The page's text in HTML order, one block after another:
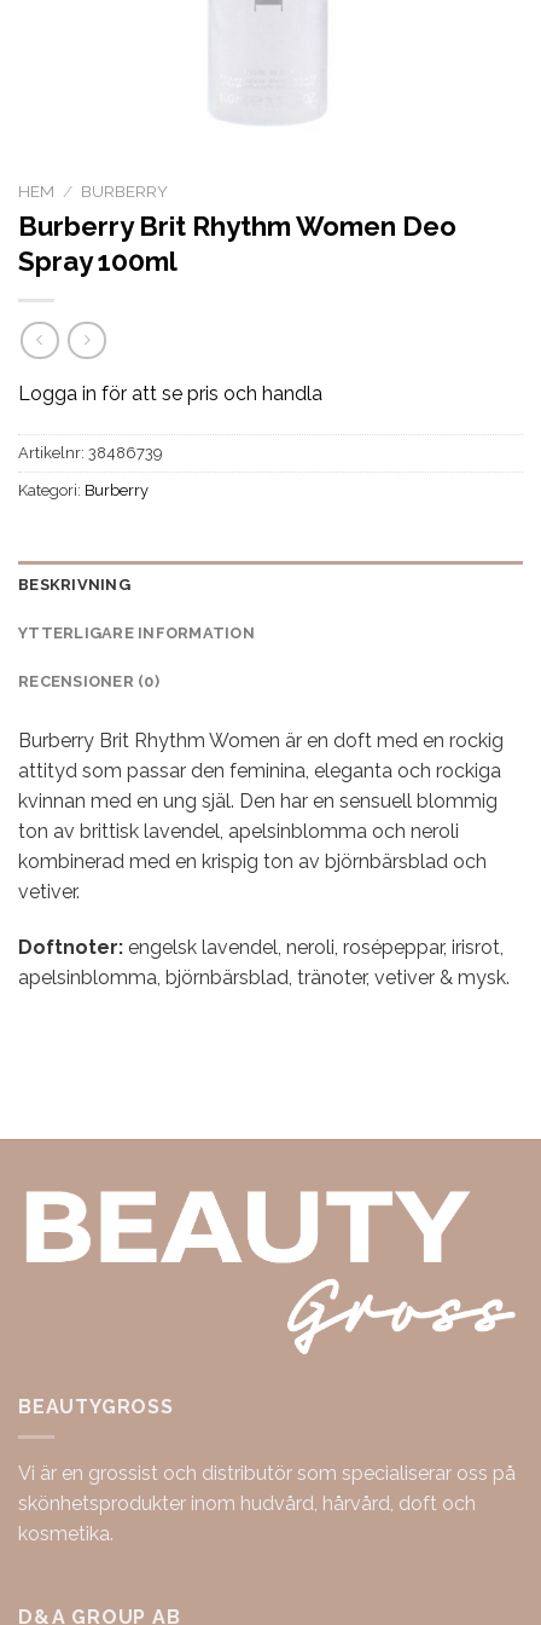
HEM / BURBERRY
Burberry Brit Rhythm Women Deo
Spray 100ml
Logga in för att se pris och handla
Artikelnr: 38486739
Kategori: Burberry
BESKRIVNING
YTTERLIGARE INFORMATION
RECENSIONER (0)
Burberry Brit Rhythm Women är en doft med en rockig
attityd som passar den feminina, eleganta och rockiga
kvinnan med en ung själ. Den har en sensuell blommig
ton av brittisk lavendel, apelsinblomma och neroli
kombinerad med en krispig ton av björnbärsblad och
vetiver.
Doftnoter: engelsk lavendel, neroli, rosépeppar, irisrot,
apelsinblomma, björnbärsblad, tränoter, vetiver & mysk.
BEAUTYGROSS
Vi är en grossist och distributör som specialiserar oss på
skönhetsprodukter inom hudvård, hårvård, doft och
kosmetika.
D&A GROUP AB